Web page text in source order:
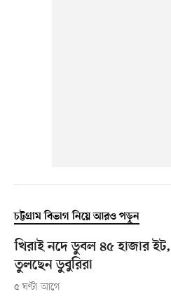
চট্টগ্রাম বিভাগ নিয়ে আরও পড়ুন
খিরাই নদে ডুবল ৪৫ হাজার ইট,
তুলছেন ডুবুরিরা
৫ ঘণ্টা আগে